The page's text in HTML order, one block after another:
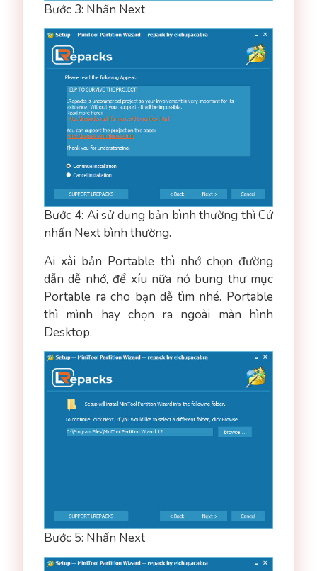
Bước 3: Nhấn Next
Bước 4: Ai sử dụng bản bình thường thì Cứ
nhấn Next bình thường.
Ai xài bản Portable thì nhớ chọn đường
dẫn dễ nhớ, để xíu nữa nó bung thư mục
Portable ra cho bạn dễ tìm nhé. Portable
thì mình hay chọn ra ngoài màn hình
Desktop.
Bước 5: Nhấn Next